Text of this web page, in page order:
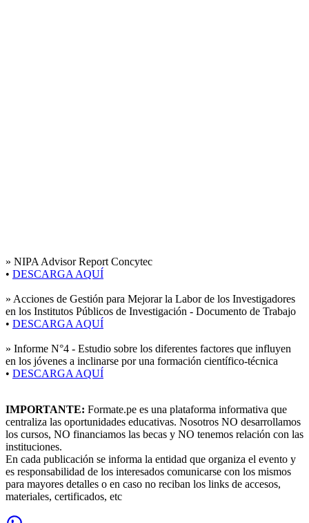
» NIPA Advisor Report Concytec
• DESCARGA AQUÍ
» Acciones de Gestión para Mejorar la Labor de los Investigadores
en los Institutos Públicos de Investigación - Documento de Trabajo
• DESCARGA AQUÍ
» Informe N°4 - Estudio sobre los diferentes factores que influyen
en los jóvenes a inclinarse por una formación científico-técnica
• DESCARGA AQUÍ
IMPORTANTE: Formate.pe es una plataforma informativa que
centraliza las oportunidades educativas. Nosotros NO desarrollamos
los cursos, NO financiamos las becas y NO tenemos relación con las
instituciones.
En cada publicación se informa la entidad que organiza el evento y
es responsabilidad de los interesados comunicarse con los mismos
para mayores detalles o en caso no reciban los links de accesos,
materiales, certificados, etc